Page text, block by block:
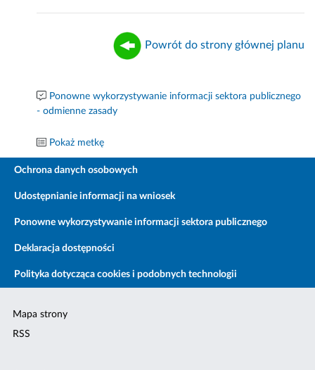
Powrót do strony głównej planu
Ponowne wykorzystywanie informacji sektora publicznego
- odmienne zasady
Pokaż metkę
Ochrona danych osobowych
Udostępnianie informacji na wniosek
Ponowne wykorzystywanie informacji sektora publicznego
Deklaracja dostępności
Polityka dotycząca cookies i podobnych technologii
Mapa strony
RSS